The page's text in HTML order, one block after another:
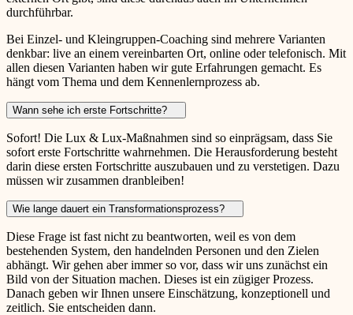
durchführbar.
Bei Einzel- und Kleingruppen-Coaching sind mehrere Varianten
denkbar: live an einem vereinbarten Ort, online oder telefonisch. Mit
allen diesen Varianten haben wir gute Erfahrungen gemacht. Es
hängt vom Thema und dem Kennenlernprozess ab.
Wann sehe ich erste Fortschritte?
Sofort! Die Lux & Lux-Maßnahmen sind so einprägsam, dass Sie
sofort erste Fortschritte wahrnehmen. Die Herausforderung besteht
darin diese ersten Fortschritte auszubauen und zu verstetigen. Dazu
müssen wir zusammen dranbleiben!
Wie lange dauert ein Transformationsprozess?
Diese Frage ist fast nicht zu beantworten, weil es von dem
bestehenden System, den handelnden Personen und den Zielen
abhängt. Wir gehen aber immer so vor, dass wir uns zunächst ein
Bild von der Situation machen. Dieses ist ein zügiger Prozess.
Danach geben wir Ihnen unsere Einschätzung, konzeptionell und
zeitlich. Sie entscheiden dann.